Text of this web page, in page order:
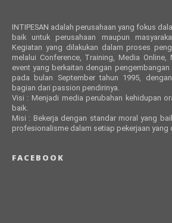
INTIPESAN adalah perusahaan yang fokus
baik untuk perusahaan maupun
Kegiatan yang dilakukan dalam proses
melalui Conference, Training, Media Online,
event yang berkaitan dengan pengembangan
pada bulan September tahun 1995,
bagian dari passion pendirinya.
Visi : Menjadi media perubahan kehidupan
baik.
Misi : Bekerja dengan standar moral yang
profesionalisme dalam setiap pekerjaan yang
FACEBOOK